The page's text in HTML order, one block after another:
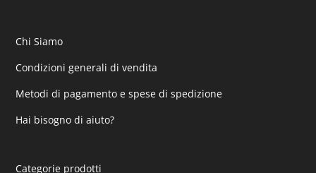
Chi Siamo
Condizioni generali di vendita
Metodi di pagamento e spese di spedizione
Hai bisogno di aiuto?
Categorie prodotti